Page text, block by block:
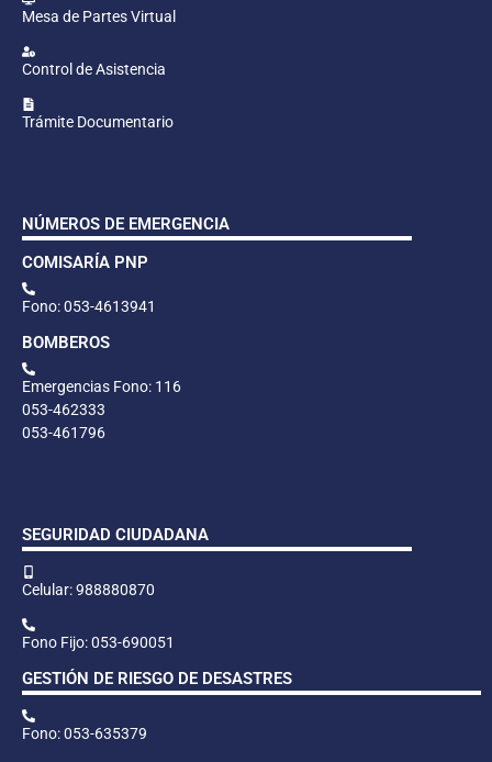
Mesa de Partes Virtual
Control de Asistencia
Trámite Documentario
NÚMEROS DE EMERGENCIA
COMISARÍA PNP
Fono: 053-4613941
BOMBEROS
Emergencias Fono: 116
053-462333
053-461796
SEGURIDAD CIUDADANA
Celular: 988880870
Fono Fijo: 053-690051
GESTIÓN DE RIESGO DE DESASTRES
Fono: 053-635379